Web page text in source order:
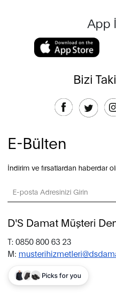
App
Bizi
E-Bülten
İndirim ve fırsatlardan haberdar
D'S Damat Müşteri
T: 0850 800 63 23
M: